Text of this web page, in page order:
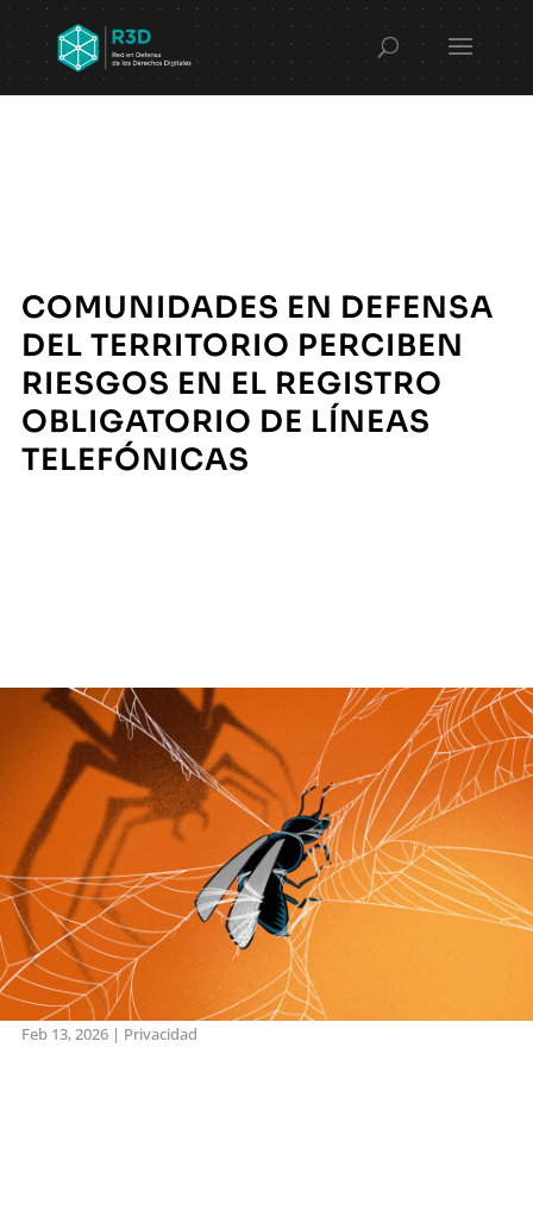
COMUNIDADES EN DEFENSA
DEL TERRITORIO PERCIBEN
RIESGOS EN EL REGISTRO
OBLIGATORIO DE LÍNEAS
TELEFÓNICAS
Feb 13, 2026| Privacidad